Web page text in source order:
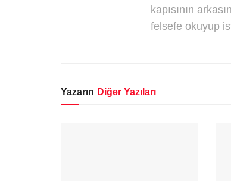
kapısının
felsefe okuyup
Yazarın Diğer Yazıları